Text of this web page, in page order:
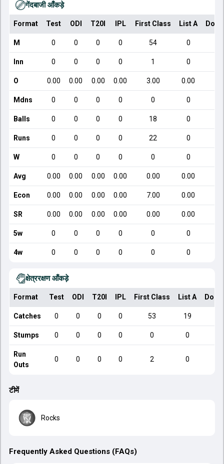
गेंदबाजी आँकड़े
Format Test ODI T20I IPL First Class List A
M 0 0 0 0 54 0
Inn 0 0 0 0 1 0
O 0.00 0.00 0.00 0.00 3.00 0.00
Mdns 0 0 0 0 0 0
Balls 0 0 0 0 18 0
Runs 0 0 0 0 22 0
W 0 0 0 0 0 0
Avg 0.00 0.00 0.00 0.00 0.00 0.00
Econ 0.00 0.00 0.00 0.00 7.00 0.00
SR 0.00 0.00 0.00 0.00 0.00 0.00
5w 0 0 0 0 0 0
4w 0 0 0 0 0 0
क्षेत्ररक्षण आँकड़े
Format Test ODI T20I IPL First Class List A
Catches 0 0 0 0 53 19
Stumps 0 0 0 0 0 0
Run
Outs
0 0 0 0 2 0
टीमें
Rocks
Frequently Asked Questions (FAQs)